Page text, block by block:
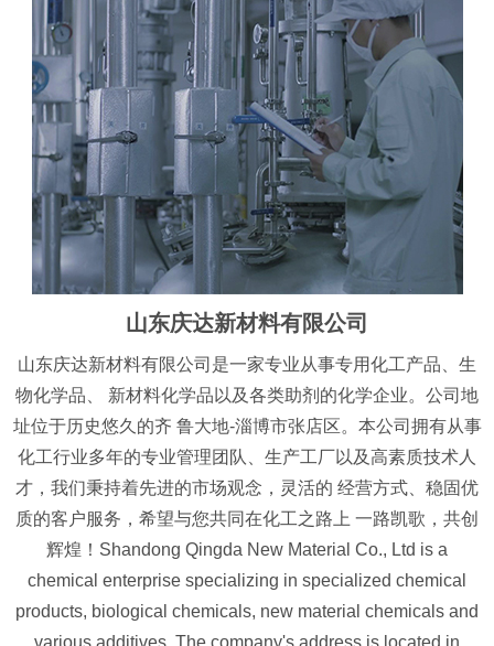
山东庆达新材料有限公司
山东庆达新材料有限公司是一家专业从事专用化工产品、生
物化学品、 新材料化学品以及各类助剂的化学企业。公司地
址位于历史悠久的齐 鲁大地-淄博市张店区。本公司拥有从事
化工行业多年的专业管理团队、生产工厂以及高素质技术人
才，我们秉持着先进的市场观念，灵活的 经营方式、稳固优
质的客户服务，希望与您共同在化工之路上 一路凯歌，共创
辉煌！Shandong Qingda New Material Co., Ltd is a
chemical enterprise specializing in specialized chemical
products, biological chemicals, new material chemicals and